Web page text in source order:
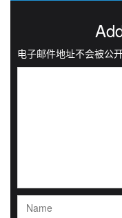
电子邮件地址不会被公开